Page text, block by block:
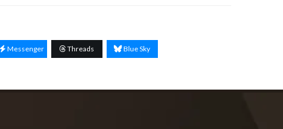
Messenger Threads Blue Sky